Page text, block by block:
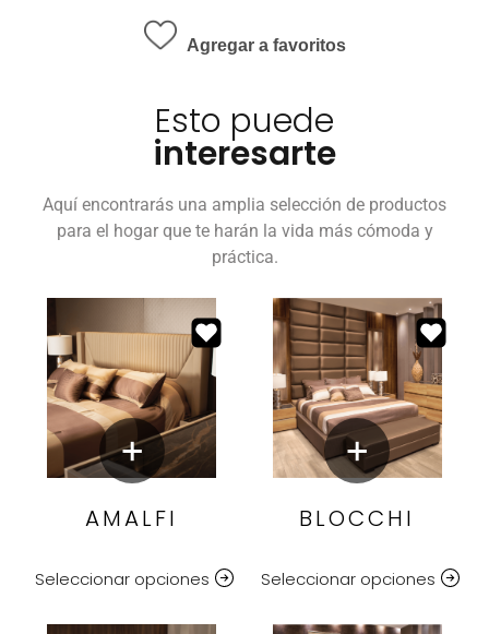
Agregar a favoritos
Esto puede
interesarte
Aquí encontrarás una amplia selección de productos
para el hogar que te harán la vida más cómoda y
práctica.
AMALFI
Seleccionar opciones
BLOCCHI
Seleccionar opciones